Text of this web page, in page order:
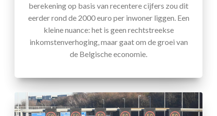
berekening op basis van recentere cijfers zou dit
eerder rond de 2000 euro per inwoner liggen. Een
kleine nuance: het is geen rechtstreekse
inkomstenverhoging, maar gaat om de groei van
de Belgische economie.